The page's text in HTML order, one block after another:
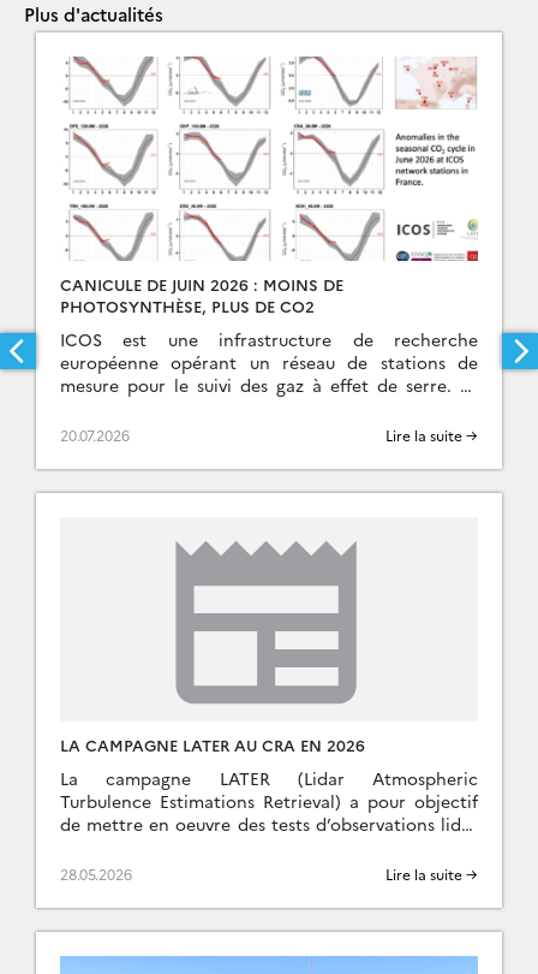
Plus d'actualités
CANICULE DE JUIN 2026 : MOINS DE
PHOTOSYNTHÈSE, PLUS DE CO2
ICOS est une infrastructure de recherche
européenne opérant un réseau de stations de
mesure pour le suivi des gaz à effet de serre. Le
20.07.2026 Lire la suite →
LA CAMPAGNE LATER AU CRA EN 2026
La campagne LATER (Lidar Atmospheric
Turbulence Estimations Retrieval) a pour objectif
de mettre en oeuvre des tests d’observations lidar
atmosphérique. La campagne vise des […]
28.05.2026 Lire la suite →